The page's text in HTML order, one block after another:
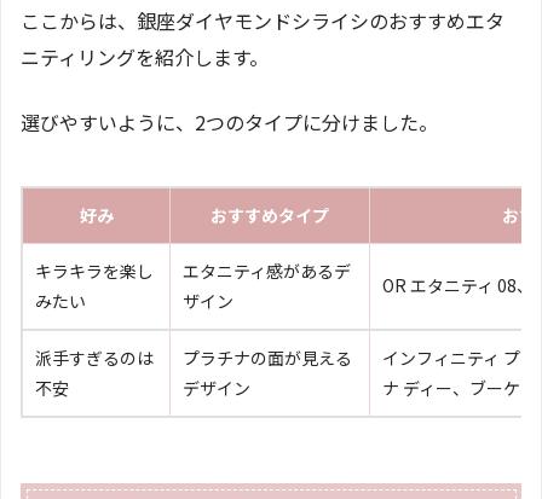
ここからは、銀座ダイヤモンドシライシのおすすめエタ
ニティリングを紹介します。
選びやすいように、2つのタイプに分けました。
好み おすすめタイプ おす
キラキラを楽し
みたい
エタニティ感があるデ
ザイン
OR エタニティ 08、
派手すぎるのは
不安
プラチナの面が見える
デザイン
インフィニティ プ
ナ ディー、ブーケ